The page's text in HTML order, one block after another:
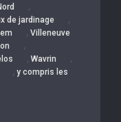
,
de jardinage ,
, Villeneuve
,
, Wavrin ,
, y compris les